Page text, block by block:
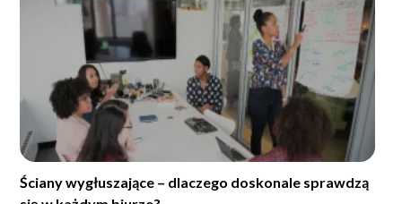
Ściany wygłuszające – dlaczego doskonale sprawdzą